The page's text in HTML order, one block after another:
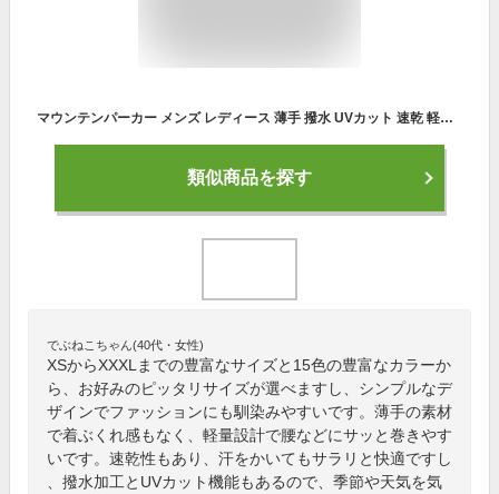
マウンテンパーカー メンズ レディース 薄手 撥水 UVカット 速乾 軽量 ウィンドブレーカー アウトドア 登山 春夏 スポーツ ランニング XS S M L XL 2XL 3XL 白 灰色 黒 赤 ピンク 黄 緑 青
類似商品を探す
でぶねこちゃん(40代・女性)
XSからXXXLまでの豊富なサイズと15色の豊富なカラーか
ら、お好みのピッタリサイズが選べますし、シンプルなデ
ザインでファッションにも馴染みやすいです。薄手の素材
で着ぶくれ感もなく、軽量設計で腰などにサッと巻きやす
いです。速乾性もあり、汗をかいてもサラリと快適ですし
、撥水加工とUVカット機能もあるので、季節や天気を気